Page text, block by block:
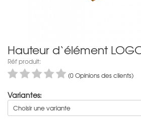
Hauteur d‘élément
Réf produit:
(0 Opinions des clients)
Variantes:
Choisir une variante